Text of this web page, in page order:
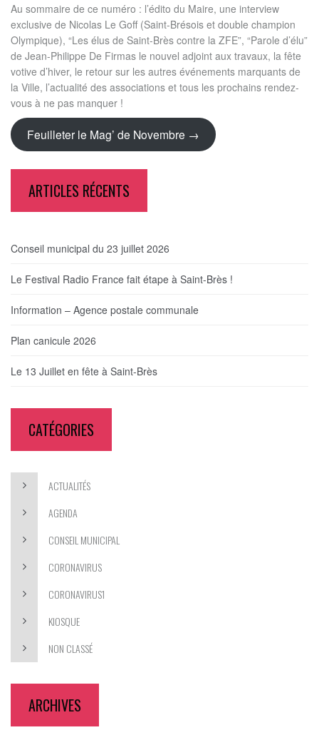
Au sommaire de ce numéro : l’édito du Maire, une interview
exclusive de Nicolas Le Goff (Saint-Brésois et double champion
Olympique), “Les élus de Saint-Brès contre la ZFE”, “Parole d’élu”
de Jean-Philippe De Firmas le nouvel adjoint aux travaux, la fête
votive d’hiver, le retour sur les autres événements marquants de
la Ville, l’actualité des associations et tous les prochains rendez-
vous à ne pas manquer !
Feuilleter le Mag’ de Novembre →
ARTICLES RÉCENTS
Conseil municipal du 23 juillet 2026
Le Festival Radio France fait étape à Saint-Brès !
Information – Agence postale communale
Plan canicule 2026
Le 13 Juillet en fête à Saint-Brès
CATÉGORIES
ACTUALITÉS
AGENDA
CONSEIL MUNICIPAL
CORONAVIRUS
CORONAVIRUS1
KIOSQUE
NON CLASSÉ
ARCHIVES